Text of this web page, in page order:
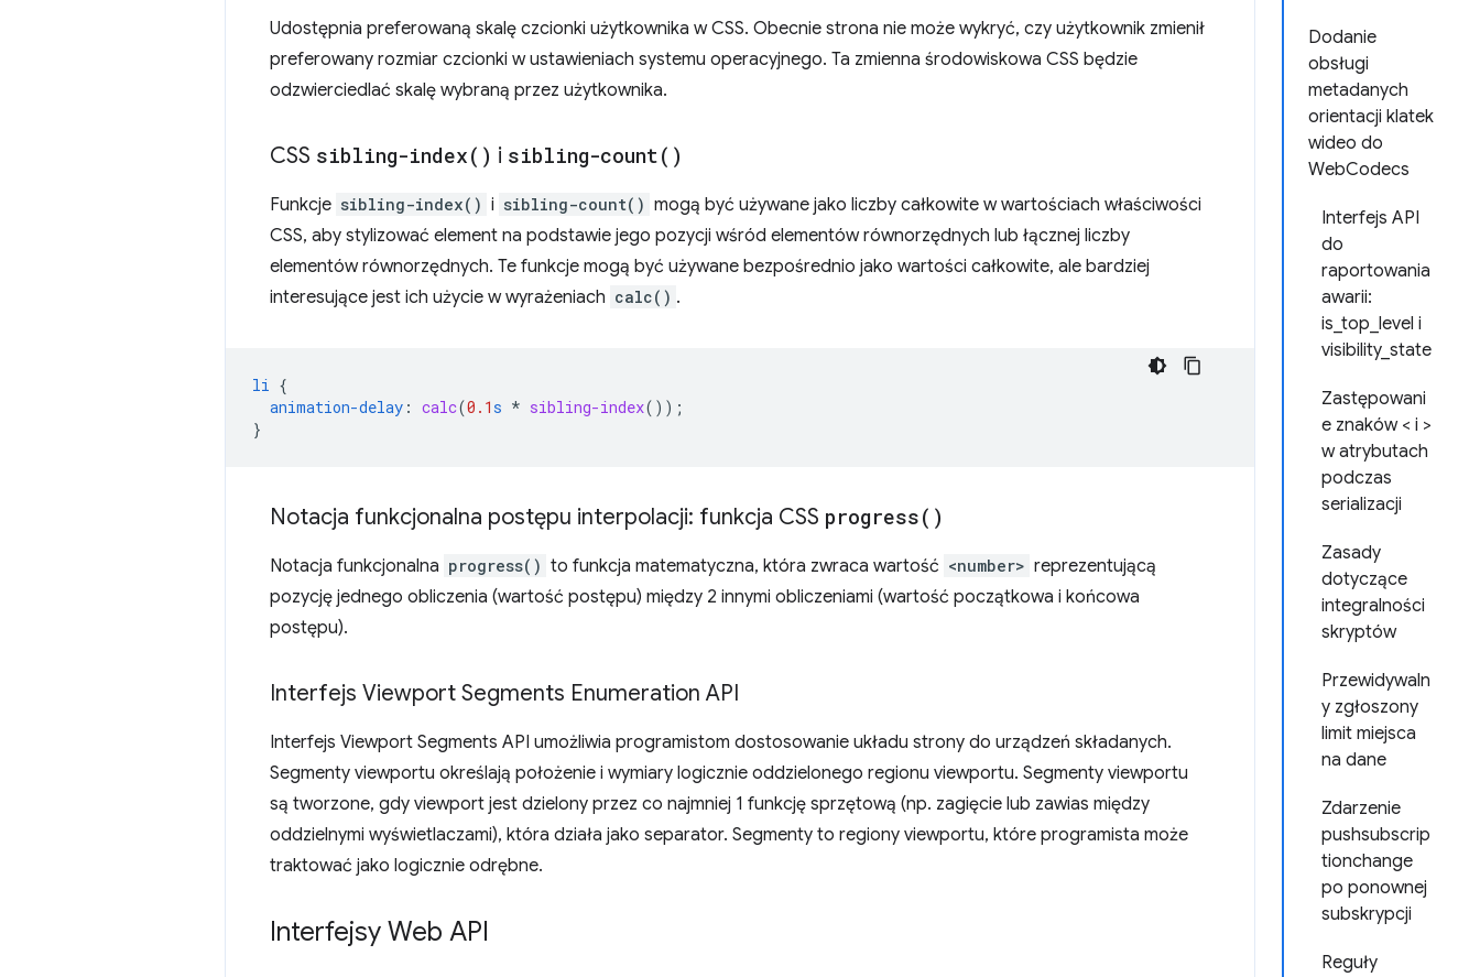
Dodanie
obsługi
metadanych
orientacji klatek
wideo do
WebCodecs
Interfejs API
do
raportowania
awarii:
is_top_level i
visibility_state
Zastępowani
e znaków < i >
w atrybutach
podczas
serializacji
Zasady
dotyczące
integralności
skryptów
Przewidywaln
y zgłoszony
limit miejsca
na dane
Zdarzenie
pushsubscrip
tionchange
po ponownej
subskrypcji
Reguły
Udostępnia preferowaną skalę czcionki użytkownika w CSS. Obecnie strona nie może wykryć, czy użytkownik zmienił
preferowany rozmiar czcionki w ustawieniach systemu operacyjnego. Ta zmienna środowiskowa CSS będzie
odzwierciedlać skalę wybraną przez użytkownika.
CSS sibling-index( ) i sibling-count( )
Funkcje sibling-index() i sibling-count() mogą być używane jako liczby całkowite w wartościach właściwości
CSS, aby stylizować element na podstawie jego pozycji wśród elementów równorzędnych lub łącznej liczby
elementów równorzędnych. Te funkcje mogą być używane bezpośrednio jako wartości całkowite, ale bardziej
interesujące jest ich użycie w wyrażeniach calc() .
li {
animation-delay : calc(0.1s * sibling-index());
}
Notacja funkcjonalna postępu interpolacji: funkcja CSS progress( )
Notacja funkcjonalna progress() to funkcja matematyczna, która zwraca wartość <number> reprezentującą
pozycję jednego obliczenia (wartość postępu) między 2 innymi obliczeniami (wartość początkowa i końcowa
postępu).
Interfejs Viewport Segments Enumeration API
Interfejs Viewport Segments API umożliwia programistom dostosowanie układu strony do urządzeń składanych.
Segmenty viewportu określają położenie i wymiary logicznie oddzielonego regionu viewportu. Segmenty viewportu
są tworzone, gdy viewport jest dzielony przez co najmniej 1 funkcję sprzętową (np. zagięcie lub zawias między
oddzielnymi wyświetlaczami), która działa jako separator. Segmenty to regiony viewportu, które programista może
traktować jako logicznie odrębne.
Interfejsy Web API